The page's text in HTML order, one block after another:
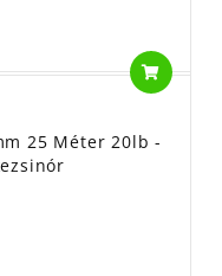
25 Méter 20lb -